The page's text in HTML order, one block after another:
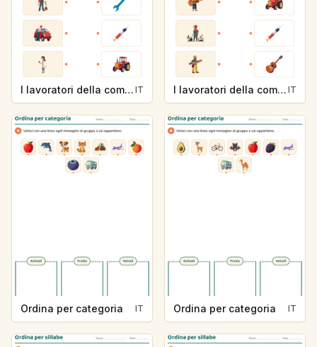
I lavoratori della comunità e i loro strumenti IT I lavoratori della comunità e i loro strumenti IT
Ordina per categoria IT Ordina per categoria IT